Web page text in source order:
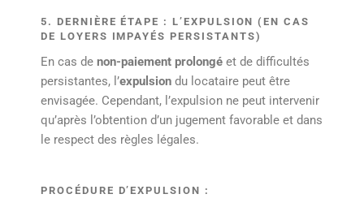
5. DERNIÈRE ÉTAPE : L’EXPULSION (EN CAS
DE LOYERS IMPAYÉS PERSISTANTS)
En cas de non-paiement prolongé et de difficultés
persistantes, l’expulsion du locataire peut être
envisagée. Cependant, l’expulsion ne peut intervenir
qu’après l’obtention d’un jugement favorable et dans
le respect des règles légales.
PROCÉDURE D’EXPULSION :